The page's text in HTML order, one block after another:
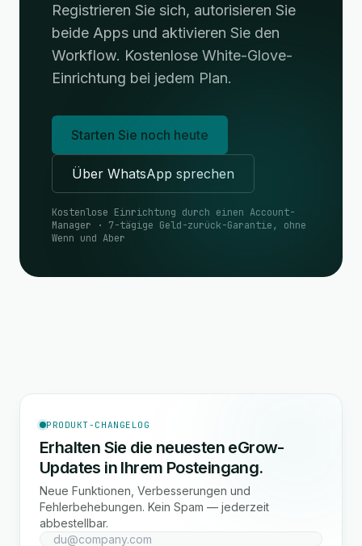
Registrieren Sie sich, autorisieren Sie
beide Apps und aktivieren Sie den
Workflow. Kostenlose White-Glove-
Einrichtung bei jedem Plan.
Starten Sie noch heute
Über WhatsApp sprechen
Kostenlose Einrichtung durch einen Account-
Manager · 7-tägige Geld-zurück-Garantie, ohne
Wenn und Aber
PRODUKT-CHANGELOG
Erhalten Sie die neuesten eGrow-
Updates in Ihrem Posteingang.
Neue Funktionen, Verbesserungen und
Fehlerbehebungen. Kein Spam — jederzeit
abbestellbar.